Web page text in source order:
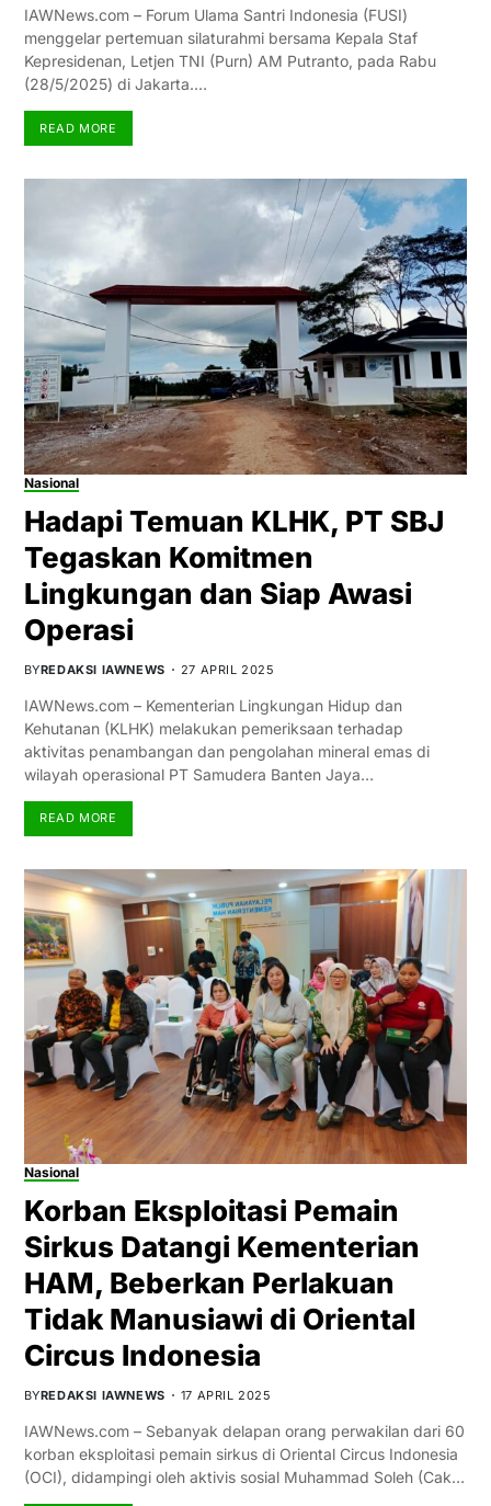
IAWNews.com – Forum Ulama Santri Indonesia (FUSI)
menggelar pertemuan silaturahmi bersama Kepala Staf
Kepresidenan, Letjen TNI (Purn) AM Putranto, pada Rabu
(28/5/2025) di Jakarta.…
READ MORE
Nasional
Hadapi Temuan KLHK, PT SBJ
Tegaskan Komitmen
Lingkungan dan Siap Awasi
Operasi
BYREDAKSI IAWNEWS 27 APRIL 2025
IAWNews.com – Kementerian Lingkungan Hidup dan
Kehutanan (KLHK) melakukan pemeriksaan terhadap
aktivitas penambangan dan pengolahan mineral emas di
wilayah operasional PT Samudera Banten Jaya…
READ MORE
Nasional
Korban Eksploitasi Pemain
Sirkus Datangi Kementerian
HAM, Beberkan Perlakuan
Tidak Manusiawi di Oriental
Circus Indonesia
BYREDAKSI IAWNEWS 17 APRIL 2025
IAWNews.com – Sebanyak delapan orang perwakilan dari 60
korban eksploitasi pemain sirkus di Oriental Circus Indonesia
(OCI), didampingi oleh aktivis sosial Muhammad Soleh (Cak…